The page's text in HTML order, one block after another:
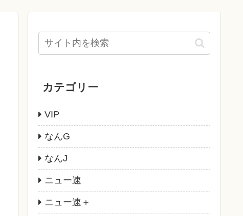
カテゴリー
VIP
なんG
なんJ
ニュー速
ニュー速＋